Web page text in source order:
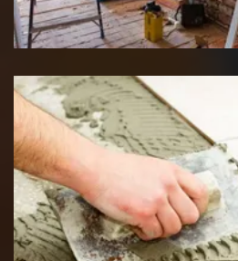
Rénovation interieure